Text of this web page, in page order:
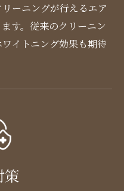
ーニングが行えるエア
す。従来のクリーニン
イトニング効果も期待
策